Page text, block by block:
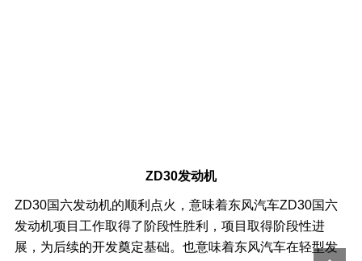
ZD30发动机
ZD30国六发动机的顺利点火，意味着东风汽车ZD30国六
发动机项目工作取得了阶段性胜利，项目取得阶段性进
展，为后续的开发奠定基础。也意味着东风汽车在轻型发